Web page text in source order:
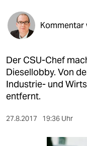
öko
gesellschaft
kultur
sport
Kommentar
Der CSU-Chef
Diesellobby. Von
Industrie- und
entfernt.
27.8.2017 19:36 Uhr